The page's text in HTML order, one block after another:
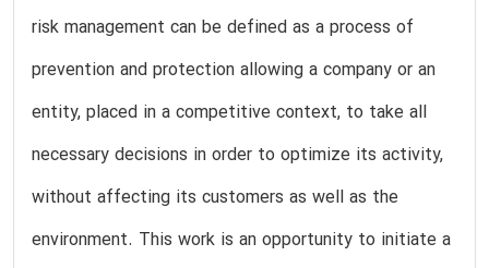
risk management can be defined as a process of
prevention and protection allowing a company or an
entity, placed in a competitive context, to take all
necessary decisions in order to optimize its activity,
without affecting its customers as well as the
environment. This work is an opportunity to initiate a